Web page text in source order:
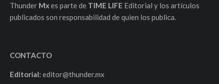
Thunder Mxes parte de TIME LIFE Editorial y los artículos
publicados son responsabilidad de quien los publica.
CONTACTO
Editorial: editor@thunder.mx